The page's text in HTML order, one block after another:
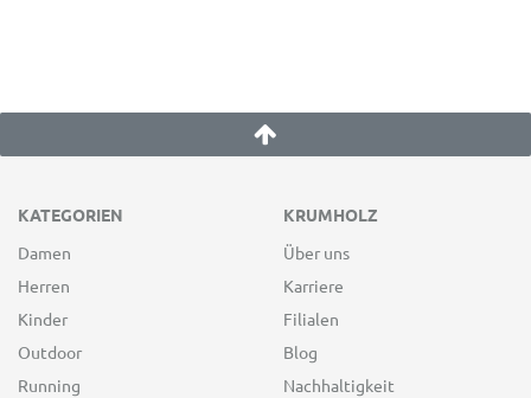
KATEGORIEN
Damen
Herren
Kinder
Outdoor
Running
KRUMHOLZ
Über uns
Karriere
Filialen
Blog
Nachhaltigkeit